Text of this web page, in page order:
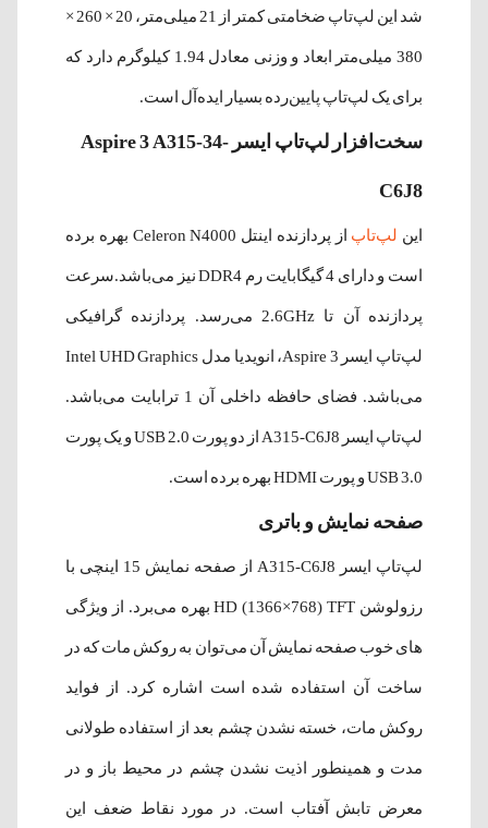
شد این لپ‌تاپ ضخامتی کمتر از 21 میلی‌متر، 20 × 260 ×
380 میلی‌متر ابعاد و وزنی معادل 1.94 کیلوگرم دارد که
برای یک لپ‌تاپ پایین‌رده بسیار ایده‌آل است.
سخت‌افزار لپ‌تاپ ایسر Aspire 3 A315-34-
C6J8
این لپ‌تاپ از پردازنده اینتل Celeron N4000 بهره برده
است و دارای 4 گیگابایت رم DDR4 نیز می‌باشد.سرعت
پردازنده آن تا 2.6GHz می‌رسد. پردازنده گرافیکی
لپ‌تاپ ایسر Aspire 3، انویدیا مدل Intel UHD Graphics
می‌باشد. فضای حافظه داخلی آن 1 ترابایت می‌باشد.
لپ‌تاپ ایسر A315-C6J8 از دو پورت USB 2.0 و یک پورت
USB 3.0 و پورت HDMI بهره برده است.
صفحه نمایش و باتری
لپ‌تاپ ایسر A315-C6J8 از صفحه نمایش 15 اینچی با
رزولوشن HD (1366×768) TFT بهره می‌برد. از ویژگی
های خوب صفحه نمایش آن می‌توان به روکش مات که در
ساخت آن استفاده شده است اشاره کرد. از فواید
روکش مات، خسته نشدن چشم بعد از استفاده طولانی
مدت و همینطور اذیت نشدن چشم در محیط باز و در
معرض تابش آفتاب است. در مورد نقاط ضعف این